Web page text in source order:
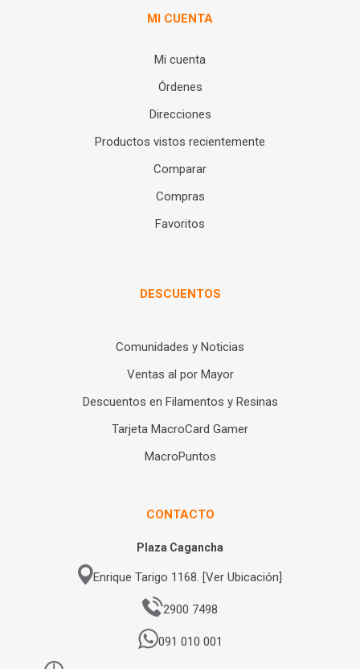
MI CUENTA
Mi cuenta
Órdenes
Direcciones
Productos vistos recientemente
Comparar
Compras
Favoritos
DESCUENTOS
Comunidades y Noticias
Ventas al por Mayor
Descuentos en Filamentos y Resinas
Tarjeta MacroCard Gamer
MacroPuntos
CONTACTO
Plaza Cagancha
Enrique Tarigo 1168. [Ver Ubicación]
2900 7498
091 010 001